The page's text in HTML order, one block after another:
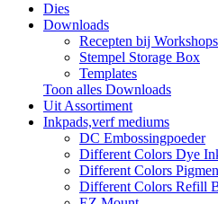
Dies
Downloads
Recepten bij
Stempel Storage Box
Templates
Toon alles Downloads
Uit Assortiment
Inkpads,verf mediums
DC Embossingpoeder
Different Colors Dye
Different Colors
Different Colors Refill